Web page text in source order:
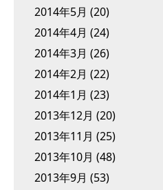
2014年5月 (20)
2014年4月 (24)
2014年3月 (26)
2014年2月 (22)
2014年1月 (23)
2013年12月 (20)
2013年11月 (25)
2013年10月 (48)
2013年9月 (53)